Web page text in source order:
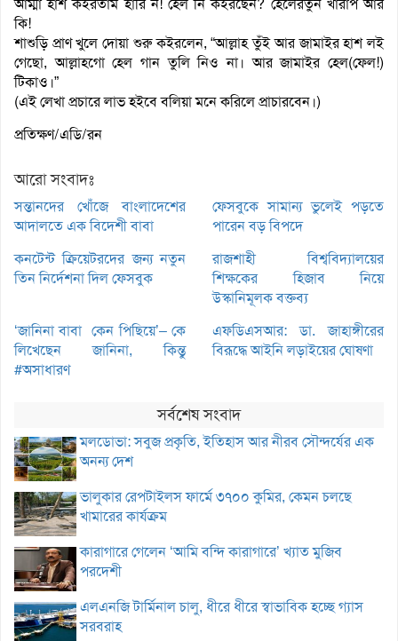
আম্মা হাশ কইরতাম হারি ন! হেল নি কইরছেন? হেলেরতুন খারাপ আর
কি!
শাশুড়ি প্রাণ খুলে দোয়া শুরু কইরলেন, “আল্লাহ তুঁই আর জামাইর হাশ লই
গেছো, আল্লাহগো হেল গান তুলি নিও না। আর জামাইর হেল(ফেল!)
টিকাও।”
(এই লেখা প্রচারে লাভ হইবে বলিয়া মনে করিলে প্রাচারবেন।)
প্রতিক্ষণ/এডি/রন
আরো সংবাদঃ
সন্তানদের খোঁজে বাংলাদেশের
আদালতে এক বিদেশী বাবা
ফেসবুকে সামান্য ভুলেই পড়তে
পারেন বড় বিপদে
কনটেন্ট ক্রিয়েটরদের জন্য নতুন
তিন নির্দেশনা দিল ফেসবুক
রাজশাহী বিশ্ববিদ্যালয়ের
শিক্ষকের হিজাব নিয়ে
উস্কানিমূলক বক্তব্য
‘জানিনা বাবা কেন পিছিয়ে’– কে
লিখেছেন জানিনা, কিন্তু
#অসাধারণ
এফডিএসআর: ডা. জাহাঙ্গীরের
বিরূদ্ধে আইনি লড়াইয়ের ঘোষণা
সর্বশেষ সংবাদ
মলডোভা: সবুজ প্রকৃতি, ইতিহাস আর নীরব সৌন্দর্যের এক
অনন্য দেশ
ভালুকার রেপটাইলস ফার্মে ৩৭০০ কুমির, কেমন চলছে
খামারের কার্যক্রম
কারাগারে গেলেন ‘আমি বন্দি কারাগারে’ খ্যাত মুজিব
পরদেশী
এলএনজি টার্মিনাল চালু, ধীরে ধীরে স্বাভাবিক হচ্ছে গ্যাস
সরবরাহ